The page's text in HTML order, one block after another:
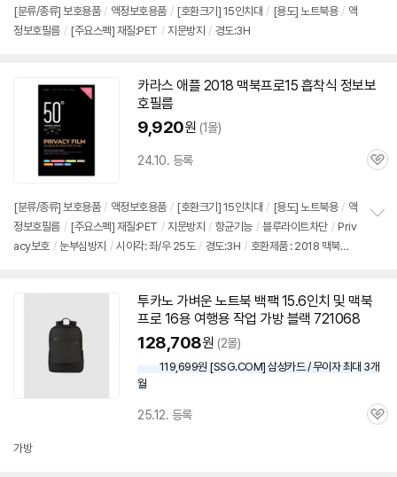
[분류/종류] 보호용품 / 액정보호용품 / [호환크기] 15인치 대 / [용도] 노트북용 / 액
정보호필름 / [주요스펙] 재질:PET / 지문방지 / 경도:3H
카라스 애플 2018 맥북프로15 흡착식 정보보
호필름
9,920원 (1몰)
24.10. 등록
관
[분류/종류] 보호용품 / 액정보호용품 / [호환크기] 15인치 대 / [용도] 노트북용 / 액
정보호필름 / [주요스펙] 재질:PET / 지문방지 / 항균기능 / 블루라이트차단 / Priv
acy보호 / 눈부심방지 / 시야각: 좌/우 25도 / 경도:3H / 호환제품 : 2018 맥북프
투카노 가벼운 노트북 백팩 15.6인치 및 맥북
프로 16용 여행용 작업 가방 블랙 721068
128,708원 (2몰)
119,699원 [SSG.COM] 삼성카드 / 무이자 최대 3개
월
25.12. 등록
관
가방